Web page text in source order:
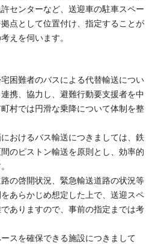
センターなど、送迎車の駐車スペー
点として位置付け、指定することが
えを伺います。
困難者のバスによる代替輸送につい
携、協力し、避難行動要支援者を中
村では円滑な乗降について体制を整
おけるバス輸送につきましては、鉄
のピストン輸送を原則とし、効率的
の啓開状況、緊急輸送道路の状況等
あらかじめ想定した上で、送迎スペ
ありますので、事前の指定までは考
スを確保できる施設につきまして